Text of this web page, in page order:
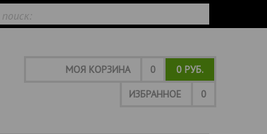
МОЯ КОРЗИНА 0
0 РУБ.
ИЗБРАННОЕ
0